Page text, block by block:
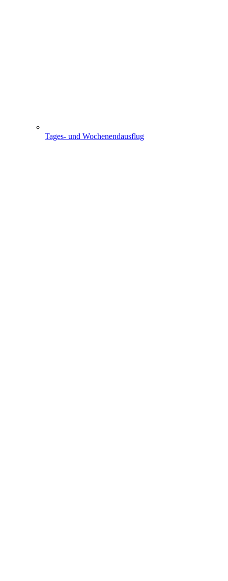
Tages- und Wochenendausflug